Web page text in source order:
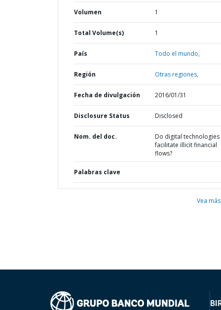
Volumen 1
Total Volume(s) 1
País Todo el mundo,
Región Otras regiones,
Fecha de divulgación 2016/01/31
Disclosure Status Disclosed
Nom. del doc.
Do digital technologies
facilitate illicit financial
flows?
Palabras clave
Vea más